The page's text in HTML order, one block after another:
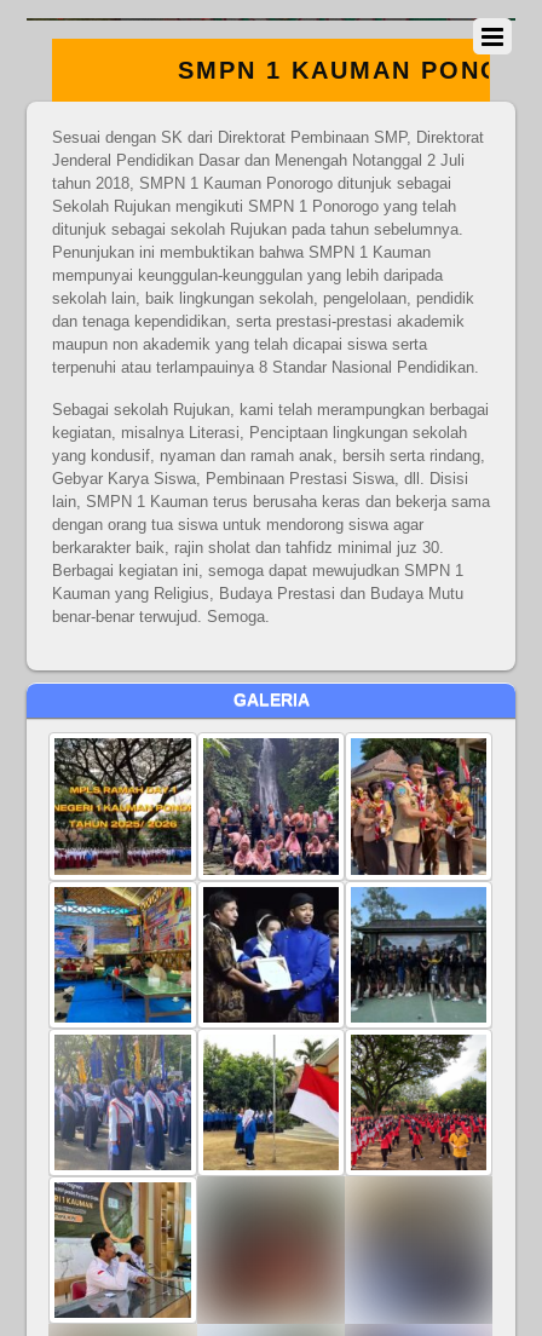
SMPN 1 KAUMAN PONOROGO –
BERMUTU – BERBUDAYA –
RELIGIUS
Sesuai dengan SK dari Direktorat Pembinaan SMP, Direktorat
Jenderal Pendidikan Dasar dan Menengah Notanggal 2 Juli
tahun 2018, SMPN 1 Kauman Ponorogo ditunjuk sebagai
Sekolah Rujukan mengikuti SMPN 1 Ponorogo yang telah
ditunjuk sebagai sekolah Rujukan pada tahun sebelumnya.
Penunjukan ini membuktikan bahwa SMPN 1 Kauman
mempunyai keunggulan-keunggulan yang lebih daripada
sekolah lain, baik lingkungan sekolah, pengelolaan, pendidik
dan tenaga kependidikan, serta prestasi-prestasi akademik
maupun non akademik yang telah dicapai siswa serta
terpenuhi atau terlampauinya 8 Standar Nasional Pendidikan.
Sebagai sekolah Rujukan, kami telah merampungkan berbagai
kegiatan, misalnya Literasi, Penciptaan lingkungan sekolah
yang kondusif, nyaman dan ramah anak, bersih serta rindang,
Gebyar Karya Siswa, Pembinaan Prestasi Siswa, dll. Disisi
lain, SMPN 1 Kauman terus berusaha keras dan bekerja sama
dengan orang tua siswa untuk mendorong siswa agar
berkarakter baik, rajin sholat dan tahfidz minimal juz 30.
Berbagai kegiatan ini, semoga dapat mewujudkan SMPN 1
Kauman yang Religius, Budaya Prestasi dan Budaya Mutu
benar-benar terwujud. Semoga.
GALERIA